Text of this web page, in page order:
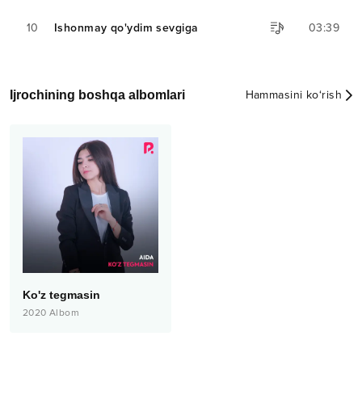
10 Ishonmay qo'ydim sevgiga 03:39
Ijrochining boshqa albomlari Hammasini ko‘rish
Ko'z tegmasin
2020 Albom